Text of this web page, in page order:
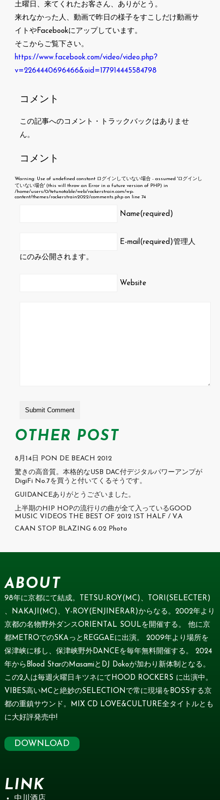
土曜日、来てくれたお客さん、ありがとう。
来れなかった人、動画で昨日の様子をすこしだけ動画サ
イトやFacebookにアップしています。
そこからご覧下さい。
https://www.facebook.com/video/video.php?
v=2264440696466&oid=177914445584798
コメント
この記事へのコメント・トラックバックはありませ
ん。
コメント
Warning: Use of undefined constant ログインしていない場合 - assumed 'ログインし
ていない場合' (this will throw an Error in a future version of PHP) in
/home/users/0/tetunotable/web/rockerstrain.com/wp-
content/themes/rockerstrain2022/comments.php on line74
Name(required)
E-mail(required)管理人
にのみ公開されます。
Website
OTHER POST
8月14日 PON DE BEACH 2012
驚きの高音質。本格的なUSB DAC付デジタルパワーアンプが
DigiFi No.7を買うと付いてくるそうです。
GUIDANCEありがとうございました。
上半期のHIP HOPの流行りの曲が全て入っているGOOD
MUSIC VIDEOS THE BEST OF 2012 1ST HALF / V.A
CAAN STOP BLAZING 6.02 Photo
ABOUT
98年に京都にて結成。TETSU-ROY(MC)、TORI(SELECTER)
、NAKAJI(MC)、Y-ROY(ENJINERAR)からなる。2002年より
京都の名物野外ダンスORIENTAL SOULを開催する。 他に京
都METROでのSKAっとREGGAEに出演。 2009年より場所を
保津峡に移し、保津峡野外DANCEを毎年無料開催する。 2024
年からBlood StarのMasamiとDJ Dokoが加わり新体制となる。
この2人は毎週火曜日キツネにてHOOD ROCKERS に出演中。
VIBES高いMCと絶妙のSELECTIONで常に現場をBOSSする京
都の重鎮サウンド。MIX CD LOVE&CULTURE全タイトルとも
に大好評発売中!
DOWNLOAD
LINK
中川酒店